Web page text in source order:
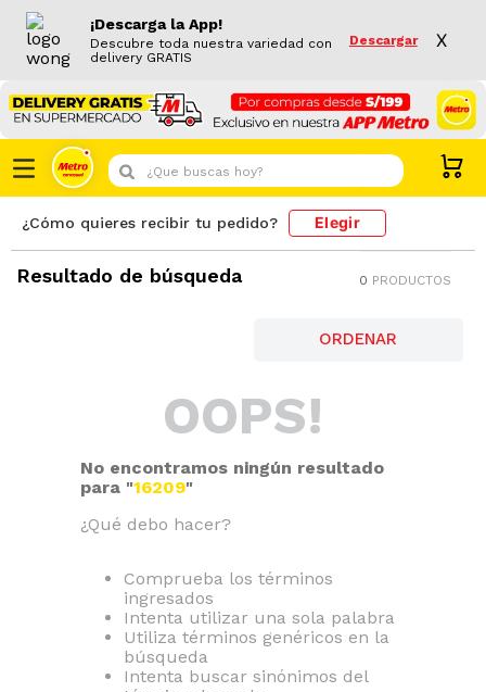
¡Descarga la App!
Descubre toda nuestra variedad con
delivery GRATIS
Descargar X
¿Que buscas hoy?
¿Cómo quieres recibir tu pedido? Elegir
Resultado de búsqueda 0 PRODUCTOS
OOPS!
No encontramos ningún resultado
para "16209"
¿Qué debo hacer?
Comprueba los términos
ingresados
Intenta utilizar una sola palabra
Utiliza términos genéricos en la
búsqueda
Intenta buscar sinónimos del